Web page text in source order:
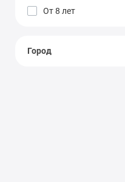
От 8 лет
Город